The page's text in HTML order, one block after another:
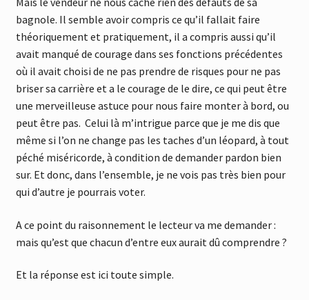
bagnole. Il semble avoir compris ce qu’il fallait faire
théoriquement et pratiquement, il a compris aussi qu’il
avait manqué de courage dans ses fonctions précédentes
où il avait choisi de ne pas prendre de risques pour ne pas
briser sa carrière et a le courage de le dire, ce qui peut être
une merveilleuse astuce pour nous faire monter à bord, ou
peut être pas. Celui là m’intrigue parce que je me dis que
même si l’on ne change pas les taches d’un léopard, à tout
péché miséricorde, à condition de demander pardon bien
sur. Et donc, dans l’ensemble, je ne vois pas très bien pour
qui d’autre je pourrais voter.
A ce point du raisonnement le lecteur va me demander :
mais qu’est que chacun d’entre eux aurait dû comprendre ?
Et la réponse est ici toute simple.